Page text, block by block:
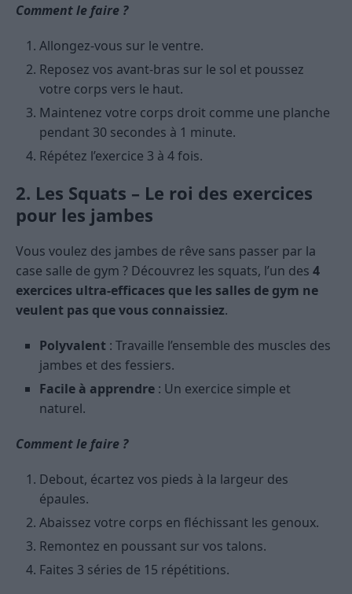
Comment le faire ?
Allongez-vous sur le ventre.
Reposez vos avant-bras sur le sol et poussez
votre corps vers le haut.
Maintenez votre corps droit comme une planche
pendant 30 secondes à 1 minute.
Répétez l’exercice 3 à 4 fois.
2. Les Squats – Le roi des exercices
pour les jambes
Vous voulez des jambes de rêve sans passer par la
case salle de gym ? Découvrez les squats, l’un des 4
exercices ultra-efficaces que les salles de gym ne
veulent pas que vous connaissiez.
Polyvalent : Travaille l’ensemble des muscles des
jambes et des fessiers.
Facile à apprendre : Un exercice simple et
naturel.
Comment le faire ?
Debout, écartez vos pieds à la largeur des
épaules.
Abaissez votre corps en fléchissant les genoux.
Remontez en poussant sur vos talons.
Faites 3 séries de 15 répétitions.